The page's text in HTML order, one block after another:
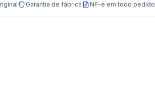
Garantia de fábrica NF-e em todo pedido